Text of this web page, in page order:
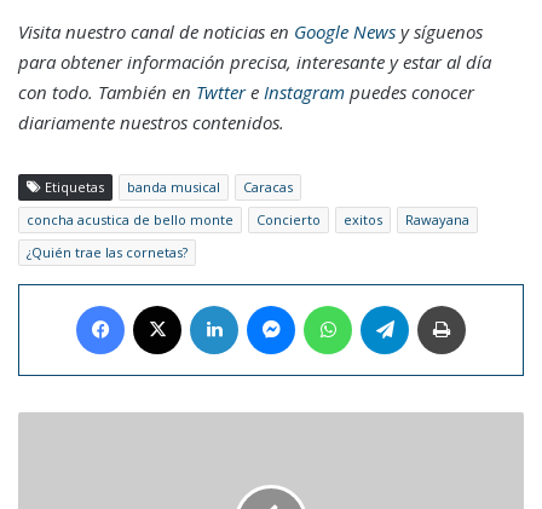
Visita nuestro canal de noticias en Google News y síguenos
para obtener información precisa, interesante y estar al día
con todo. También en Twttere Instagram puedes conocer
diariamente nuestros contenidos.
Etiquetas banda musical
Caracas
concha acustica de bello monte
Concierto exitos
Rawayana
¿Quién trae las cornetas?
Facebook LinkedIn MessengerWhatsAppTelegram